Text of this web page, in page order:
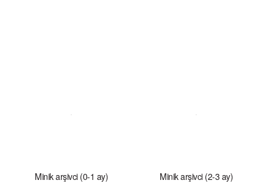
Minik arşivci (0-1 ay) Minik arşivci (2-3 ay)